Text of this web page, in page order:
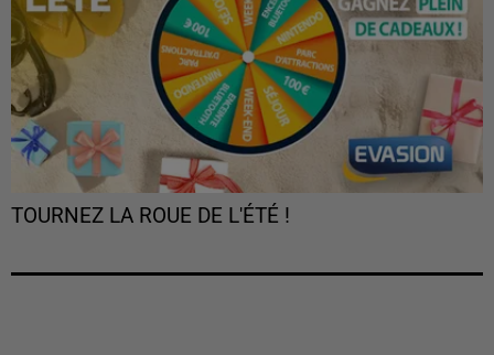
TOURNEZ LA ROUE DE L'ÉTÉ !